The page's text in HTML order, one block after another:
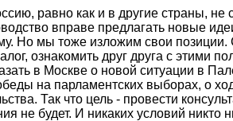
равно как и в другие страны, не
вправе предлагать новые
Но мы тоже изложим свои позиции.
ознакомить друг друга с этими
в Москве о новой ситуации в
на парламентских выборах, о
Так что цель - провести
не будет. И никаких условий никто